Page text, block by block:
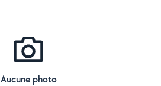
Aucune photo